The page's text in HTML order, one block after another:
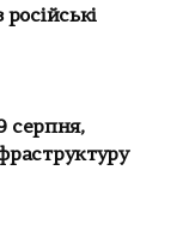
серпня,